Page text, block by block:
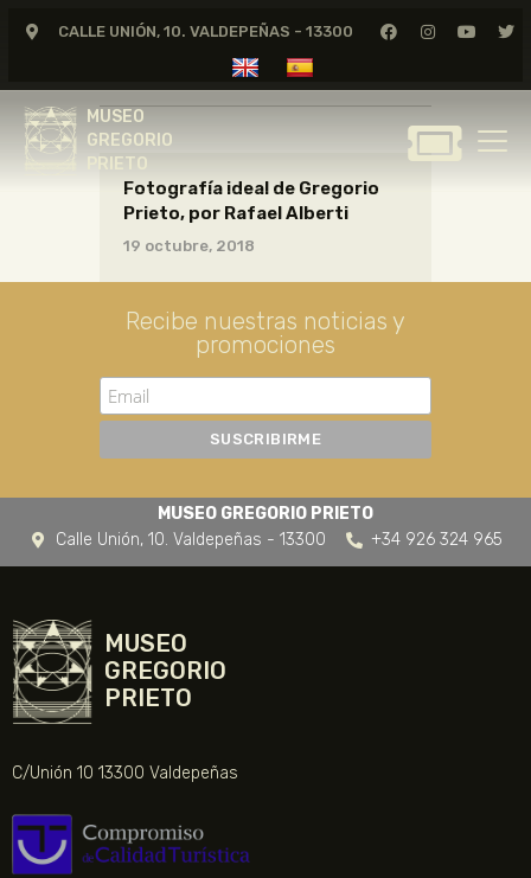
CALLE UNIÓN, 10. VALDEPEÑAS - 13300
MUSEO
GREGORIO
PRIETO
MUSEO
GREGORIO
GREGORIO PRIETO
CERTAMEN DE DIBUJO
FUNDACIÓN
TIENDA
NOTICIAS
Fotografía ideal de Gregorio
Prieto, por Rafael Alberti
19 octubre, 2018
Recibe nuestras noticias y
promociones
MUSEO GREGORIO PRIETO
Calle Unión, 10. Valdepeñas - 13300
+34 926 324 965
MUSEO
GREGORIO
PRIETO
C/Unión 10 13300 Valdepeñas